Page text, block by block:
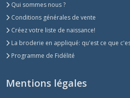
Qui sommes nous ?
Conditions générales de vente
Créez votre liste de naissance!
La broderie en appliqué: qu'est ce que
Programme de Fidélité
Mentions légales